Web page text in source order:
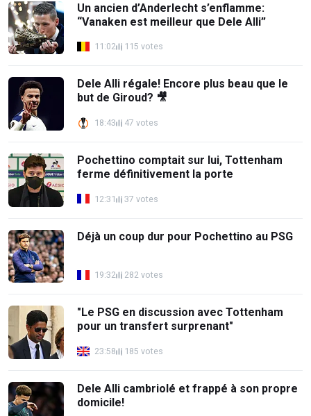
Un ancien d’Anderlecht s’enflamme:
“Vanaken est meilleur que Dele Alli”
11:02 115 votes
Dele Alli régale! Encore plus beau que le
but de Giroud? 🎥
18:43 47 votes
Pochettino comptait sur lui, Tottenham
ferme définitivement la porte
12:31 37 votes
Déjà un coup dur pour Pochettino au PSG
19:32 282 votes
"Le PSG en discussion avec Tottenham
pour un transfert surprenant"
23:58 185 votes
Dele Alli cambriolé et frappé à son propre
domicile!